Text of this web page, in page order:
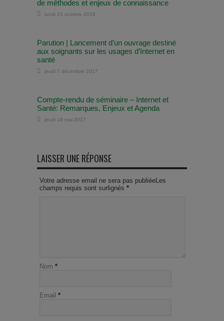
de méthodes et enjeux de connaissance
lundi 15 octobre 2018
Parution | Lancement d’un ouvrage destiné
aux soignants sur les usages d’Internet en
santé
jeudi 7 décembre 2017
Compte-rendu de séminaire – Internet et
Santé: Remarques, Enjeux et Agenda
jeudi 18 mai 2017
LAISSER UNE RÉPONSE
Votre adresse email ne sera pas publiéeLes
champs requis sont surlignés *
Nom *
Email *